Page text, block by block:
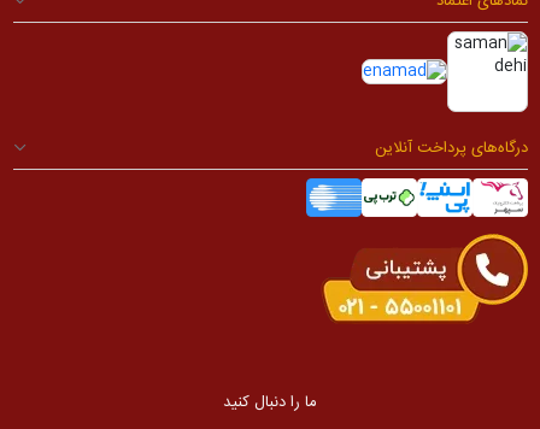
درگاه‌های پرداخت آنلاین
ما را دنبال کنید